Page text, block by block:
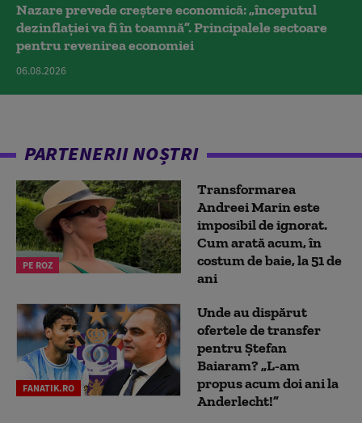
Nazare prevede creștere economică: „începutul
dezinflației va fi în toamnă”. Principalele sectoare
pentru revenirea economiei
06.08.2026
PARTENERII NOȘTRI
PE ROZ
Transformarea
Andreei Marin este
imposibil de ignorat.
Cum arată acum, în
costum de baie, la 51 de
ani
FANATIK.RO
Unde au dispărut
ofertele de transfer
pentru Ștefan
Baiaram? „L-am
propus acum doi ani la
Anderlecht!”